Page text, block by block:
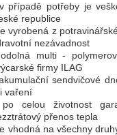
případě potřeby je
republice
vyrobená z
nezávadnost
multi -
firmy ILAG
sendvičové
vaření
celou životnost
přenos tepla
vhodná na všechny